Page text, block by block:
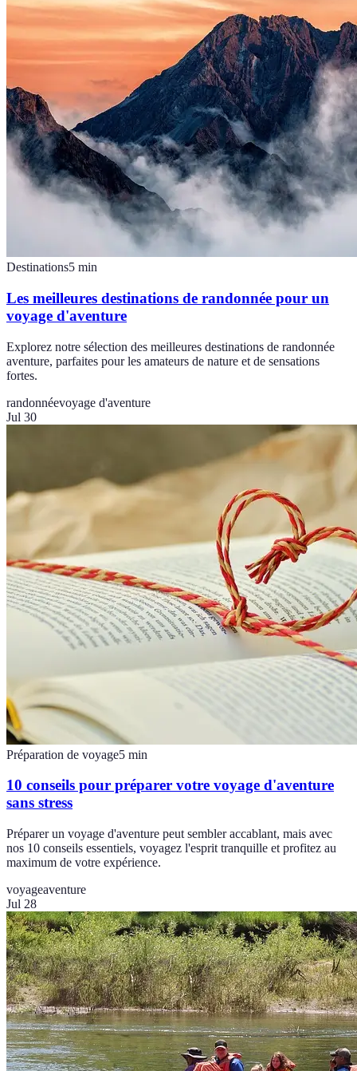
Destinations5 min
Les meilleures destinations de randonnée pour un
voyage d'aventure
Explorez notre sélection des meilleures destinations de randonnée
aventure, parfaites pour les amateurs de nature et de sensations
fortes.
randonnéevoyage d'aventure
Jul 30
Préparation de voyage5 min
10 conseils pour préparer votre voyage d'aventure
sans stress
Préparer un voyage d'aventure peut sembler accablant, mais avec
nos 10 conseils essentiels, voyagez l'esprit tranquille et profitez au
maximum de votre expérience.
voyageaventure
Jul 28